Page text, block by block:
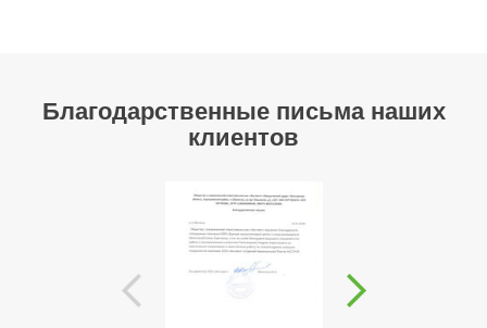
Благодарственные письма наших
клиентов